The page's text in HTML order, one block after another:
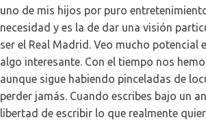
uno de mis hijos por puro
necesidad y es la de dar una visión
ser el Real Madrid. Veo mucho potencial
algo interesante. Con el tiempo nos
aunque sigue habiendo pinceladas de
perder jamás. Cuando escribes bajo un
libertad de escribir lo que realmente